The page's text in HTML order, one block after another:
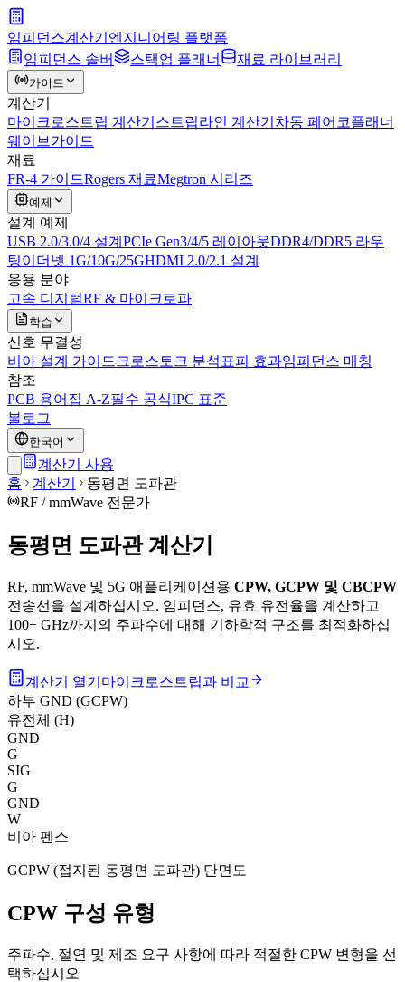
임피던스계산기 엔지니어링 플랫폼
임피던스 솔버
스택업 플래너 재료 라이브러리
가이드
계산기
마이크로스트립 계산기 스트립라인 계산기 차동 페어 코플래너
웨이브가이드
재료
FR-4 가이드Rogers 재료Megtron 시리즈
예제
설계 예제
USB 2.0/3.0/4 설계 PCIe Gen3/4/5 레이아웃DDR4/DDR5 라우
팅이더넷 1G/10G/25GHDMI 2.0/2.1 설계
응용 분야
고속 디지털RF & 마이크로파
학습
신호 무결성
비아 설계 가이드 크로스토크 분석 표피 효과임피던스 매칭
참조
PCB 용어집 A-Z필수 공식IPC 표준
블로그
한국어
계산기 사용
홈
계산기
동평면 도파관
RF / mmWave 전문가
동평면 도파관 계산기
RF, mmWave 및 5G 애플리케이션용 CPW, GCPW 및 CBCPW
전송선을 설계하십시오. 임피던스, 유효 유전율을 계산하고
100+ GHz까지의 주파수에 대해 기하학적 구조를 최적화하십
시오.
계산기 열기 마이크로스트립과 비교
하부 GND (GCPW)
유전체 (H)
GND
G
SIG
G
GND
W
비아 펜스
GCPW (접지된 동평면 도파관) 단면도
CPW 구성 유형
주파수, 절연 및 제조 요구 사항에 따라 적절한 CPW 변형을 선
택하십시오